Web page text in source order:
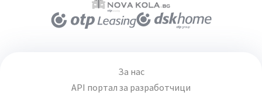
За нас
API портал за разработчици